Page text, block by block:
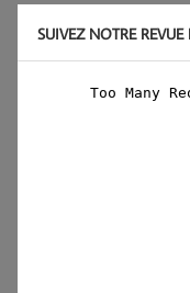
SUIVEZ NOTRE